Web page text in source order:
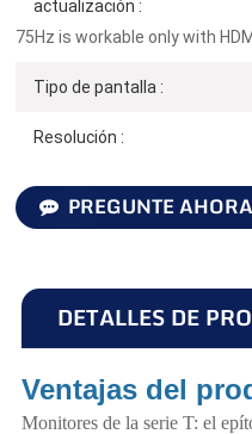
actualización :
75Hz is workable only with
Tipo de pantalla :
Resolución :
PREGUNTE AHORA
DETALLES DE
Ventajas del
Monitores de la serie T: el